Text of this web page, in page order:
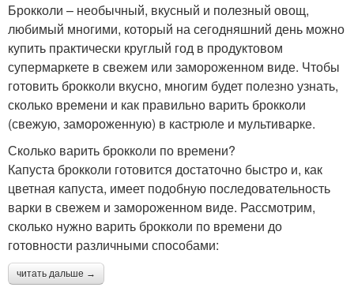
Брокколи – необычный, вкусный и полезный овощ,
любимый многими, который на сегодняшний день можно
купить практически круглый год в продуктовом
супермаркете в свежем или замороженном виде. Чтобы
готовить брокколи вкусно, многим будет полезно узнать,
сколько времени и как правильно варить брокколи
(свежую, замороженную) в кастрюле и мультиварке.
Сколько варить брокколи по времени?
Капуста брокколи готовится достаточно быстро и, как
цветная капуста, имеет подобную последовательность
варки в свежем и замороженном виде. Рассмотрим,
сколько нужно варить брокколи по времени до
готовности различными способами:
читать дальше →